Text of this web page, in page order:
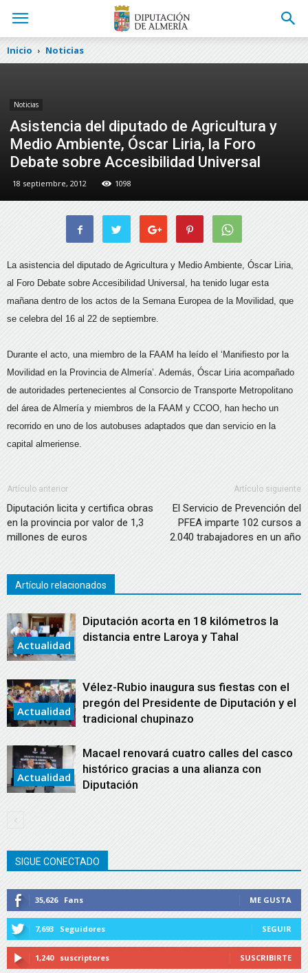
Inicio Noticias
Noticias
Asistencia del diputado de Agricultura y
Medio Ambiente, Óscar Liria, la Foro
Debate sobre Accesibilidad Universal
18 septiembre, 2012 1098
La asistencia del diputado de Agricultura y Medio Ambiente, Óscar Liria,
al Foro Debate sobre Accesibilidad Universal, ha tenido lugar esta
mañana dentro de los actos de la Semana Europea de la Movilidad, que
se celebra del 16 al 22 de septiembre.
Durante el acto, una miembro de la FAAM ha leído el ‘Manifiesto por la
Movilidad en la Provincia de Almería’. Además, Óscar Liria acompañado
de autoridades pertenecientes al Consorcio de Transporte Metropolitano
del área de Almería y miembros de la FAAM y CCOO, han hecho un
recorrido en uno de los autobuses adaptados que dan servicio en la
capital almeriense.
Artículo anterior
Diputación licita y certifica obras
en la provincia por valor de 1,3
millones de euros
Artículo siguiente
El Servicio de Prevención del
PFEA imparte 102 cursos a
2.040 trabajadores en un año
Artículo relacionados
Actualidad
Diputación acorta en 18 kilómetros la
distancia entre Laroya y Tahal
Actualidad
Vélez-Rubio inaugura sus fiestas con el
pregón del Presidente de Diputación y el
tradicional chupinazo
Actualidad
Macael renovará cuatro calles del casco
histórico gracias a una alianza con
Diputación
SIGUE CONECTADO
35,626 Fans ME GUSTA
7,693 Seguidores SEGUIR
1,240 suscriptores SUSCRIBIRTE